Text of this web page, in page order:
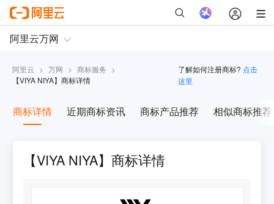
阿里云 > 万网 > 商标服务 >
【VIYA NIYA】商标详情
了解如何注册商标? 点击
这里
商标详情 近期商标资讯 商标产品推荐 相似商标推荐
【VIYA NIYA】商标详情